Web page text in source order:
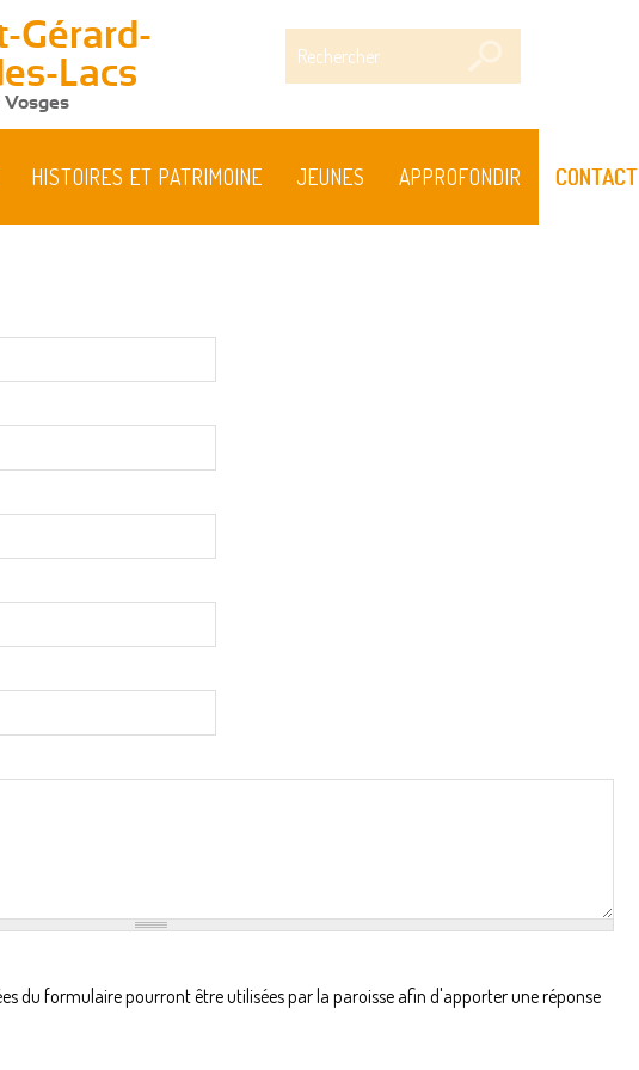
Gérard-
Lacs
Vosges
HISTOIRES ET PATRIMOINE JEUNES APPROFONDIR CONTACT
du formulaire pourront être utilisées par la paroisse afin d'apporter une réponse